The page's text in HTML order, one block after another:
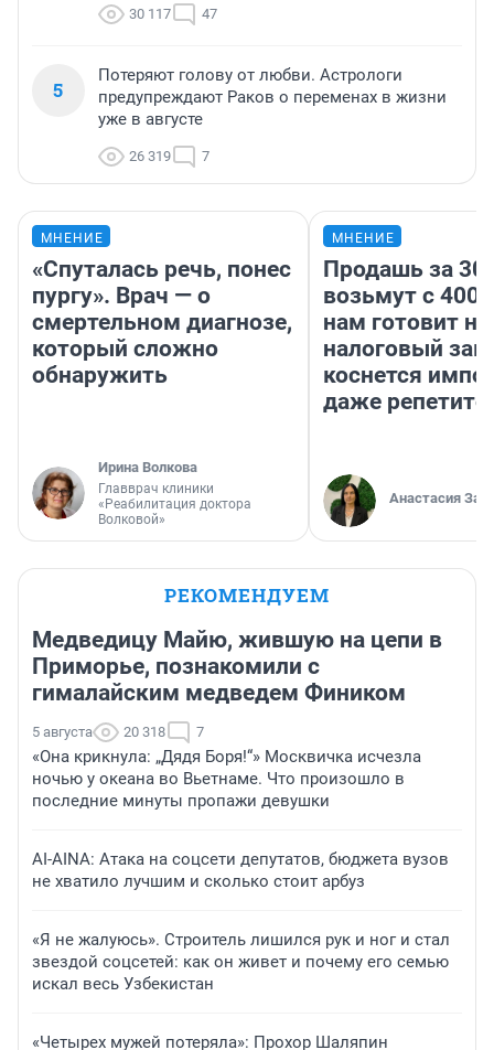
30 117 47
5
Потеряют голову от любви. Астрологи
предупреждают Раков о переменах в жизни
уже в августе
26 319 7
МНЕНИЕ
«Спуталась речь, понес
пургу». Врач — о
смертельном диагнозе,
который сложно
обнаружить
Ирина Волкова
Главврач клиники
«Реабилитация доктора
Волковой»
МНЕНИЕ
Продашь за
возьмут с
нам готовит
налоговый
коснется
даже
Анастасия
РЕКОМЕНДУЕМ
Медведицу Майю, жившую на цепи в
Приморье, познакомили с
гималайским медведем Фиником
5 августа 20 318 7
«Она крикнула: „Дядя Боря!“» Москвичка исчезла
ночью у океана во Вьетнаме. Что произошло в
последние минуты пропажи девушки
AI-AINA: Атака на соцсети депутатов, бюджета вузов
не хватило лучшим и сколько стоит арбуз
«Я не жалуюсь». Строитель лишился рук и ног и стал
звездой соцсетей: как он живет и почему его семью
искал весь Узбекистан
«Четырех мужей потеряла»: Прохор Шаляпин